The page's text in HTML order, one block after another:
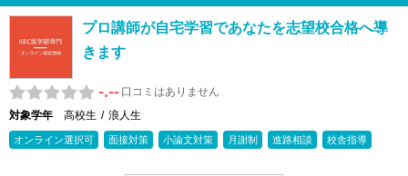
プロ講師が自宅学習であなたを志望校合格へ導
きます
-.-- 口コミはありません
対象学年
高校生 浪人生
オンライン選択可 面接対策 小論文対策 月謝制 進路相談 校舎指導